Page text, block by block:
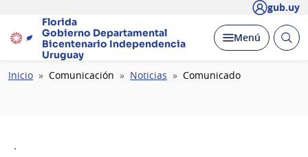
gub.uy
Florida
Gobierno Departamental
Bicentenario Independencia
Uruguay
Desplegar
Menú Abrir
Ruta
Inicio Comunicación Noticias Comunicado
.